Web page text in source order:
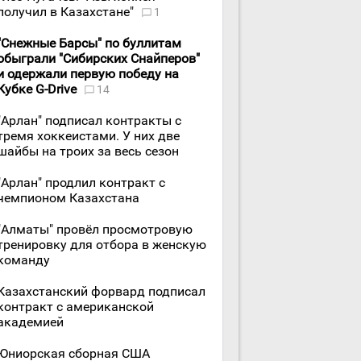
в Казахстане"
1
Барсы" по буллитам
"Сибирских Снайперов"
одержали первую победу на
G-Drive
14
подписал контракты с
хоккеистами. У них две
на троих за весь сезон
продлил контракт с
Казахстана
провёл просмотровую
для отбора в женскую
форвард подписал
с американской
сборная США